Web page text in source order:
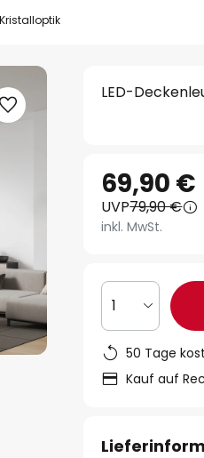
LED-
69,90 €
UVP79,90 €
inkl. MwSt.
1
50 Tage
Kauf auf